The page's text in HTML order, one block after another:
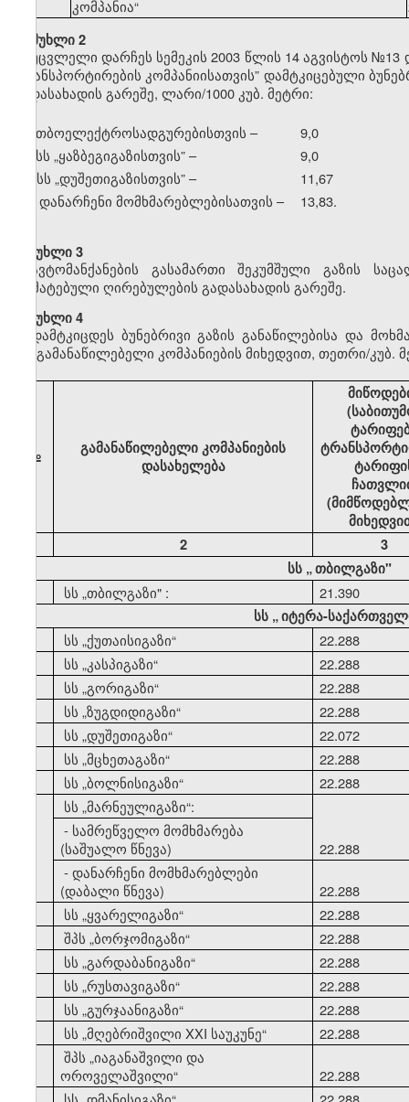
კომპანია“
მუხლი 2
უცვლელი დარჩეს სემეკის 2003 წლის 14 აგვისტოს
ტრანსპორტირების კომპანიისათვის” დამტკიცებული
გადასახადის გარეშე, ლარი/1000 კუბ. მეტრი:
ა) თბოელექტროსადგურებისთვის –
9,0
ბ) სს„ყაზბეგიგაზისთვის” –
9,0
გ) სს„დუშეთიგაზისთვის” –
11,67
დ) დანარჩენი მომხმარებლებისათვის –
13,83.
მუხლი 3
ავტომანქანების გასამართი შეკუმშული გაზის
დამატებული ღირებულების გადასახადის გარეშე.
მუხლი 4
დამტკიცდეს ბუნებრივი გაზის განაწილებისა და
გაზგამანაწილებელი კომპანიების მიხედვით, თეთრი/კუბ.
№
გამანაწილებელი კომპანიების
დასახელება
2
3
სს „თბილგაზი"
სს„თბილგაზი" :
21.390
სს „იტერა-
სს„ქუთაისიგაზი“
22.288
სს„კასპიგაზი“
22.288
სს„გორიგაზი“
22.288
სს„ზუგდიდიგაზი“
22.288
სს„დუშეთიგაზი“
22.072
სს„მცხეთაგაზი“
22.288
სს„ბოლნისიგაზი“
22.288
სს„მარნეულიგაზი“:
- სამრეწველო მომხმარება
(საშუალო წნევა)
22.288
- დანარჩენი მომხმარებლები
(დაბალი წნევა)
22.288
სს„ყვარელიგაზი“
22.288
შპს„ბორჯომიგაზი“
22.288
სს„გარდაბანიგაზი“
22.288
სს„რუსთავიგაზი“
22.288
სს„გურჯაანიგაზი“
22.288
სს„მღებრიშვილი XXI საუკუნე“ 22.288
შპს„იაგანაშვილი და
ოროველაშვილი“
22.288